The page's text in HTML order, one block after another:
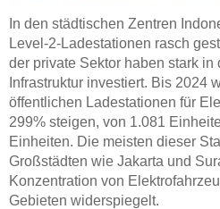
In den städtischen Zentren
Level-2-Ladestationen rasch
der private Sektor haben stark in
Infrastruktur investiert. Bis 2024
öffentlichen Ladestationen für
299% steigen, von 1.081
Einheiten. Die meisten dieser
Großstädten wie Jakarta und
Konzentration von
Gebieten widerspiegelt.